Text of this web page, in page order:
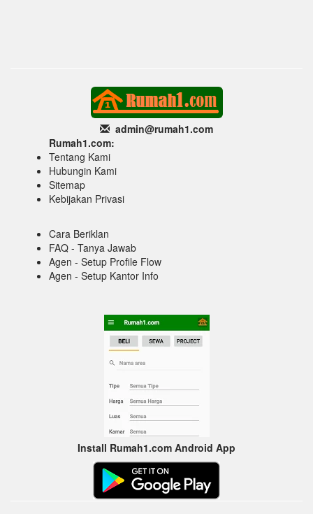
admin@rumah1.com
Rumah1.com:
Tentang Kami
Hubungin Kami
Sitemap
Kebijakan Privasi
Cara Beriklan
FAQ - Tanya Jawab
Agen - Setup Profile Flow
Agen - Setup Kantor Info
Install Rumah1.com Android App